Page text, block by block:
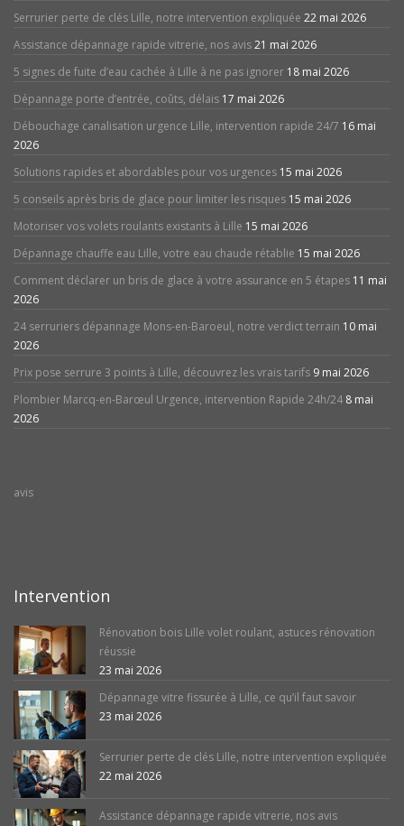
Serrurier perte de clés Lille, notre intervention expliquée 22 mai 2026
Assistance dépannage rapide vitrerie, nos avis21 mai 2026
5 signes de fuite d’eau cachée à Lille à ne pas ignorer 18 mai 2026
Dépannage porte d’entrée, coûts, délais 17 mai 2026
Débouchage canalisation urgence Lille, intervention rapide 24/7 16 mai
2026
Solutions rapides et abordables pour vos urgences 15 mai 2026
5 conseils après bris de glace pour limiter les risques 15 mai 2026
Motoriser vos volets roulants existants à Lille 15 mai 2026
Dépannage chauffe eau Lille, votre eau chaude rétablie 15 mai 2026
Comment déclarer un bris de glace à votre assurance en 5 étapes 11 mai
2026
24 serruriers dépannage Mons-en-Baroeul, notre verdict terrain 10 mai
2026
Prix pose serrure 3 points à Lille, découvrez les vrais tarifs 9 mai 2026
Plombier Marcq-en-Barœul Urgence, intervention Rapide 24h/24 8 mai
2026
avis
Intervention
Rénovation bois Lille volet roulant, astuces rénovation
réussie
23 mai 2026
Dépannage vitre fissurée à Lille, ce qu’il faut savoir
23 mai 2026
Serrurier perte de clés Lille, notre intervention expliquée
22 mai 2026
Assistance dépannage rapide vitrerie, nos avis